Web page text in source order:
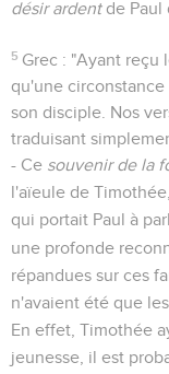
désir ardentde Paul
5 Grec : "Ayant reçu
qu'une
son disciple. Nos
traduisant
- Ce souvenir de la
l'aïeule de
qui portait Paul à
une profonde
répandues sur ces
n'avaient été que
En effet, Timothée
jeunesse, il est